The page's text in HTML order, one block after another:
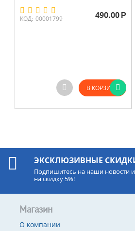
КОД: 00001799 490.00 Р
В КОРЗИНУ
ЭКСКЛЮЗИВНЫЕ
Подпишитесь на наши новости
на скидку 5%!
Магазин
О компании